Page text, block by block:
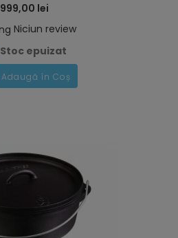
999,00 lei
Niciun review
Stoc epuizat
Adaugă în Coș